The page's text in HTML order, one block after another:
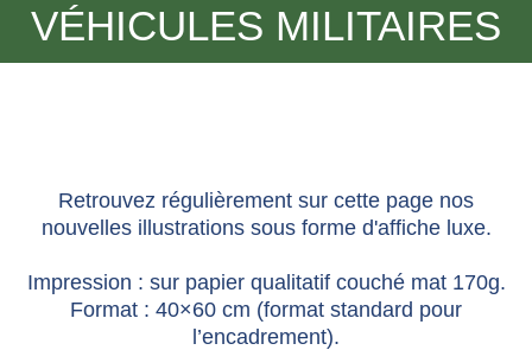
VÉHICULES MILITAIRES
Retrouvez régulièrement sur cette page nos
nouvelles illustrations sous forme d'affiche luxe.
Impression : sur papier qualitatif couché mat 170g.
Format : 40×60 cm (format standard pour
l’encadrement).